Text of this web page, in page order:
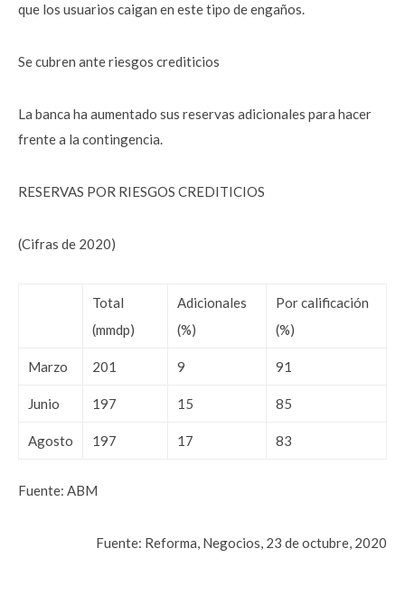
que los usuarios caigan en este tipo de engaños.
Se cubren ante riesgos crediticios
La banca ha aumentado sus reservas adicionales para hacer
frente a la contingencia.
RESERVAS POR RIESGOS CREDITICIOS
(Cifras de 2020)
Total
(mmdp)
Adicionales
(%)
Por calificación
(%)
Marzo 201 9 91
Junio 197 15 85
Agosto 197 17 83
Fuente: ABM
Fuente: Reforma, Negocios, 23 de octubre, 2020